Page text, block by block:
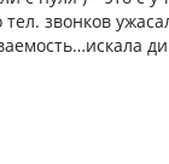
звонков